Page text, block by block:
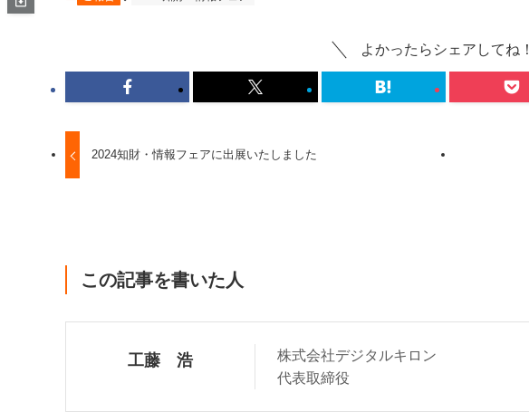
よかったらシェアしてね！
2024知財・情報フェアに出展いたしました
この記事を書いた人
工藤 浩
株式会社デジタルキロン
代表取締役